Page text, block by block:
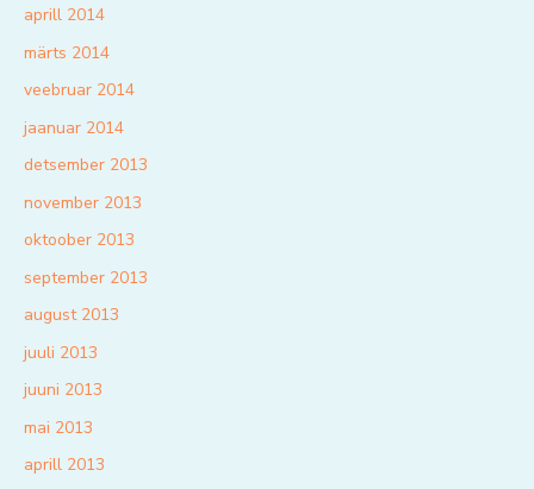
aprill 2014
märts 2014
veebruar 2014
jaanuar 2014
detsember 2013
november 2013
oktoober 2013
september 2013
august 2013
juuli 2013
juuni 2013
mai 2013
aprill 2013